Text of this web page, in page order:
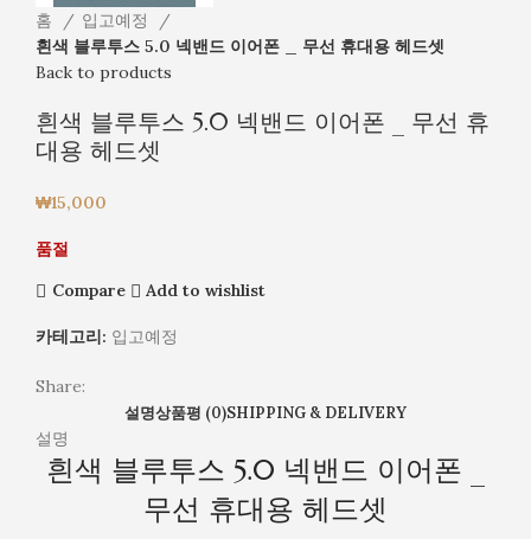
홈
입고예정
흰색 블루투스 5.0 넥밴드 이어폰 _ 무선 휴대용 헤드셋
Back to products
흰색 블루투스 5.0 넥밴드 이어폰 _ 무선 휴
대용 헤드셋
₩15,000
품절
Compare
Add to wishlist
카테고리: 입고예정
Share:
설명상품평 (0)SHIPPING & DELIVERY
설명
흰색 블루투스 5.0 넥밴드 이어폰 _
무선 휴대용 헤드셋